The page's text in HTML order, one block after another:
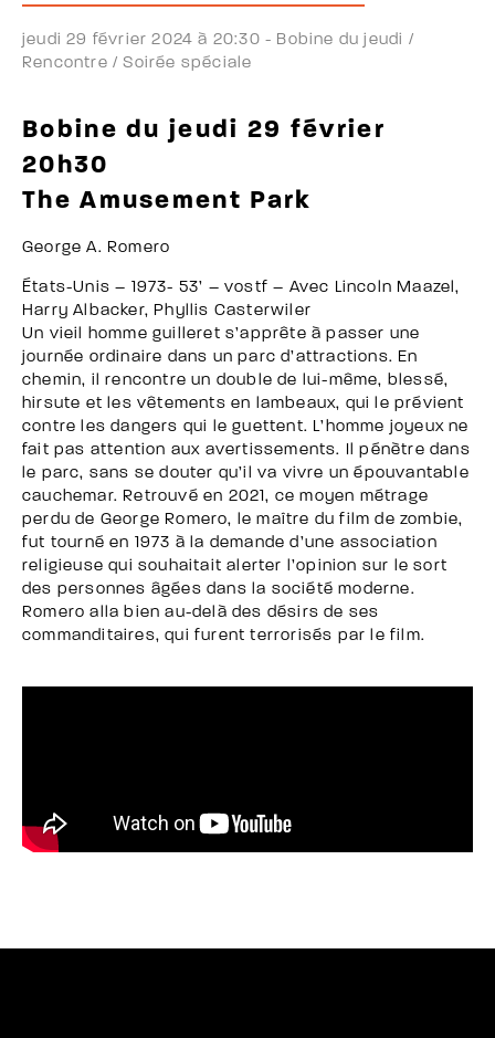
jeudi 29 février 2024 à 20:30 - Bobine du jeudi /
Rencontre /Soirée spéciale
Bobine du jeudi 29 février
20h30
The Amusement Park
George A. Romero
États-Unis – 1973- 53’ – vostf – Avec Lincoln Maazel,
Harry Albacker, Phyllis Casterwiler
Un vieil homme guilleret s’apprête à passer une
journée ordinaire dans un parc d’attractions. En
chemin, il rencontre un double de lui-même, blessé,
hirsute et les vêtements en lambeaux, qui le prévient
contre les dangers qui le guettent. L’homme joyeux ne
fait pas attention aux avertissements. Il pénètre dans
le parc, sans se douter qu’il va vivre un épouvantable
cauchemar. Retrouvé en 2021, ce moyen métrage
perdu de George Romero, le maître du film de zombie,
fut tourné en 1973 à la demande d’une association
religieuse qui souhaitait alerter l’opinion sur le sort
des personnes âgées dans la société moderne.
Romero alla bien au-delà des désirs de ses
commanditaires, qui furent terrorisés par le film.